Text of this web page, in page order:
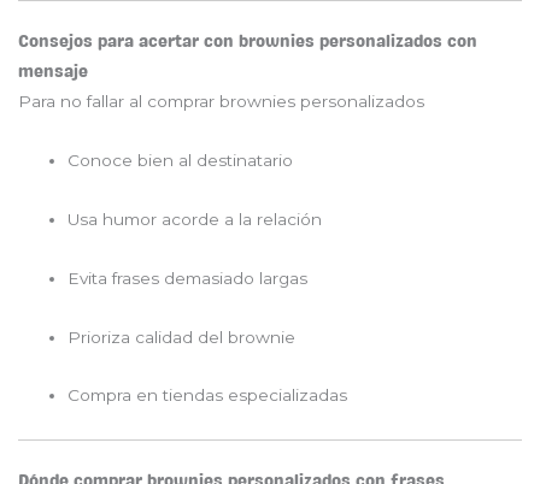
Consejos para acertar con brownies personalizados con
mensaje
Para no fallar al comprar brownies personalizados
Conoce bien al destinatario
Usa humor acorde a la relación
Evita frases demasiado largas
Prioriza calidad del brownie
Compra en tiendas especializadas